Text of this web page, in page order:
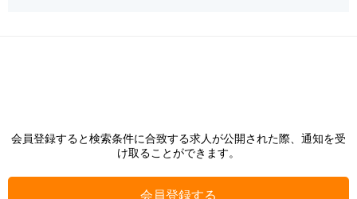
会員登録すると検索条件に合致する求人が公開された際、通知を受
け取ることができます。
会員登録する